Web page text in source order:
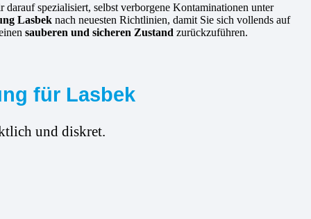
darauf spezialisiert, selbst verborgene Kontaminationen unter
Lasbek nach neuesten Richtlinien, damit Sie sich vollends auf
sauberen und sicheren Zustand zurückzuführen.
für Lasbek
und diskret.